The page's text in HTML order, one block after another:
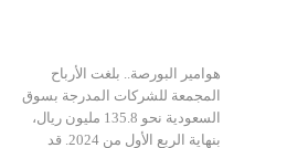
هوامير البورصة.. بلغت الأرباح
المجمعة للشركات المدرجة بسوق
السعودية نحو 135.8 مليون ريال،
بنهاية الربع الأول من 2024. قد